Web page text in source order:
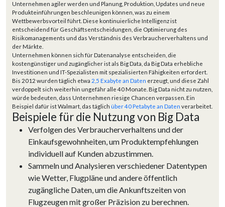
Unternehmen agiler werden und Planung, Produktion, Updates und neue
Produkteinführungen beschleunigen können, was zu einem
Wettbewerbsvorteil führt. Diese kontinuierliche Intelligenz ist
entscheidend für Geschäftsentscheidungen, die Optimierung des
Risikomanagements und das Verständnis des Verbraucherverhaltens und
der Märkte.
Unternehmen können sich für Datenanalyse entscheiden, die
kostengünstiger und zugänglicher ist als Big Data, da Big Data erhebliche
Investitionen und IT-Spezialisten mit spezialisierten Fähigkeiten erfordert.
Bis 2012 wurden täglich etwa 2,5 Exabyte an Daten erzeugt, und diese Zahl
verdoppelt sich weiterhin ungefähr alle 40 Monate. Big Data nicht zu nutzen,
würde bedeuten, dass Unternehmen riesige Chancen verpassen. Ein
Beispiel dafür ist Walmart, das täglich über 40 Petabyte an Daten verarbeitet.
Beispiele für die Nutzung von Big Data
Verfolgen des Verbraucherverhaltens und der
Einkaufsgewohnheiten, um Produktempfehlungen
individuell auf Kunden abzustimmen.
Sammeln und Analysieren verschiedener Datentypen
wie Wetter, Flugpläne und andere öffentlich
zugängliche Daten, um die Ankunftszeiten von
Flugzeugen mit großer Präzision zu berechnen.